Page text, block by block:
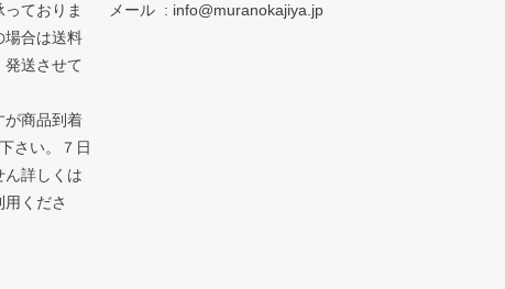
ておりま
場合は送料
送させて
が商品到着
さい。７日
ん詳しくは
用くださ
メール info@muranokajiya.jp